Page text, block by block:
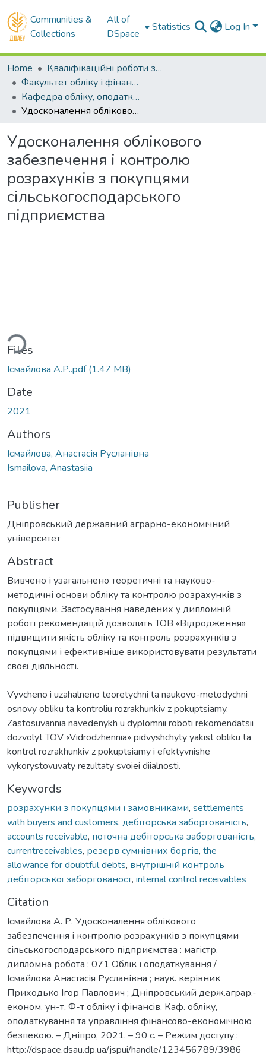
Communities &
Collections
All of
DSpace
Statistics Log In
Home
Кваліфікаційні роботи здобувачів вищої освіти
Факультет обліку і фінансів
Кафедра обліку, оподаткування та управління фінансово-економічною безпекою . Магістри
Удосконалення облікового забезпечення і контролю розрахунків з покупцями сільськогосподарського підприємства
Удосконалення облікового
забезпечення і контролю
розрахунків з покупцями
сільськогосподарського
підприємства
Files
Ісмайлова А.Р..pdf(1.47 MB)
Date
2021
Authors
Ісмайлова, Анастасія Русланівна
Ismailova, Anastasiia
Publisher
Дніпровський державний аграрно-економічний
університет
Abstract
Вивчено і узагальнено теоретичні та науково-
методичні основи обліку та контролю розрахунків з
покупцями. Застосування наведених у дипломній
роботі рекомендацій дозволить ТОВ «Відродження»
підвищити якість обліку та контроль розрахунків з
покупцями і ефективніше використовувати результати
своєї діяльності.
Vyvcheno i uzahalneno teoretychni ta naukovo-metodychni
osnovy obliku ta kontroliu rozrakhunkiv z pokuptsiamy.
Zastosuvannia navedenykh u dyplomnii roboti rekomendatsii
dozvolyt TOV «Vidrodzhennia» pidvyshchyty yakist obliku ta
kontrol rozrakhunkiv z pokuptsiamy i efektyvnishe
vykorystovuvaty rezultaty svoiei diialnosti.
Keywords
розрахунки з покупцями і замовниками, settlements
with buyers and customers, дебіторська заборгованість,
accounts receivable, поточна дебіторська заборгованість,
currentreceivables, резерв сумнівних боргів, the
allowance for doubtful debts, внутрішній контроль
дебіторської заборгованост, internal control receivables
Citation
Ісмайлова А. Р. Удосконалення облікового
забезпечення і контролю розрахунків з покупцями
сільськогосподарського підприємства : магістр.
дипломна робота : 071 Облік і оподаткування /
Ісмайлова Анастасія Русланівна ; наук. керівник
Приходько Ігор Павлович ; Дніпровський держ.аграр.-
економ. ун-т, Ф-т обліку і фінансів, Каф. обліку,
оподаткування та управління фінансово-економічною
безпекою. – Дніпро, 2021. – 90 с. – Режим доступу :
http://dspace.dsau.dp.ua/jspui/handle/123456789/3986